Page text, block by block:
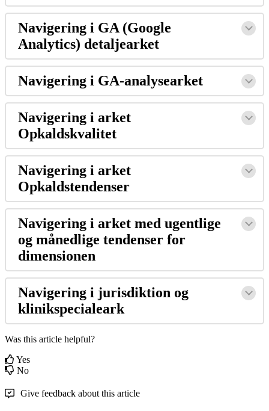
Navigering i GA (Google
Analytics) detaljearket
Navigering i GA-analysearket
Navigering i arket
Opkaldskvalitet
Navigering i arket
Opkaldstendenser
Navigering i arket med ugentlige
og månedlige tendenser for
dimensionen
Navigering i jurisdiktion og
klinikspecialeark
Was this article helpful?
Yes
No
Give feedback about this article